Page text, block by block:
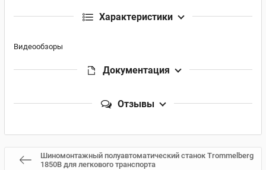
Характеристики
Видеообзоры
Документация
Отзывы
Шиномонтажный полуавтоматический станок Trommelberg
1850B для легкового транспорта